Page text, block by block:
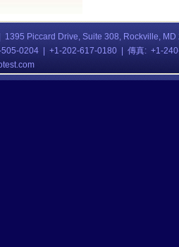
1395 Piccard Drive, Suite 308, Rockville, MD
505-0204 | +1-202-617-0180 | 傳真: +1-